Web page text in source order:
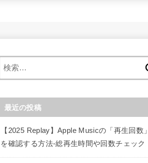
最近の投稿
【2025 Replay】Apple Musicの「再生回数」
を確認する方法-総再生時間や回数チェック